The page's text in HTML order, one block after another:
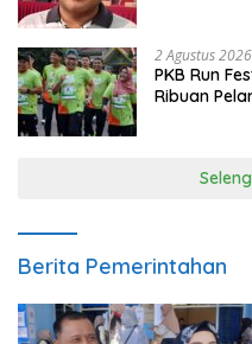
2 Agustus 2026
PKB Run
Ribuan
Berita Pemerintahan